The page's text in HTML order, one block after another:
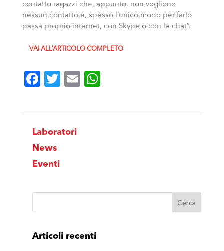
contatto ragazzi che, appunto, non vogliono
nessun contatto e, spesso l’unico modo per farlo
passa proprio internet, con Skype o con le chat”.
VAI ALL’ARTICOLO COMPLETO
Facebook
Twitter
Email
Laboratori
News
Eventi
Articoli recenti